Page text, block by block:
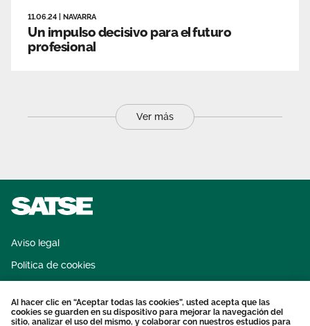
11.06.24 NAVARRA
Un impulso decisivo para el futuro
profesional
Ver más
Aviso legal
Política de cookies
Protección datos personales
Al hacer clic en “Aceptar todas las cookies”, usted acepta que las
cookies se guarden en su dispositivo para mejorar la navegación del
sitio, analizar el uso del mismo, y colaborar con nuestros estudios para